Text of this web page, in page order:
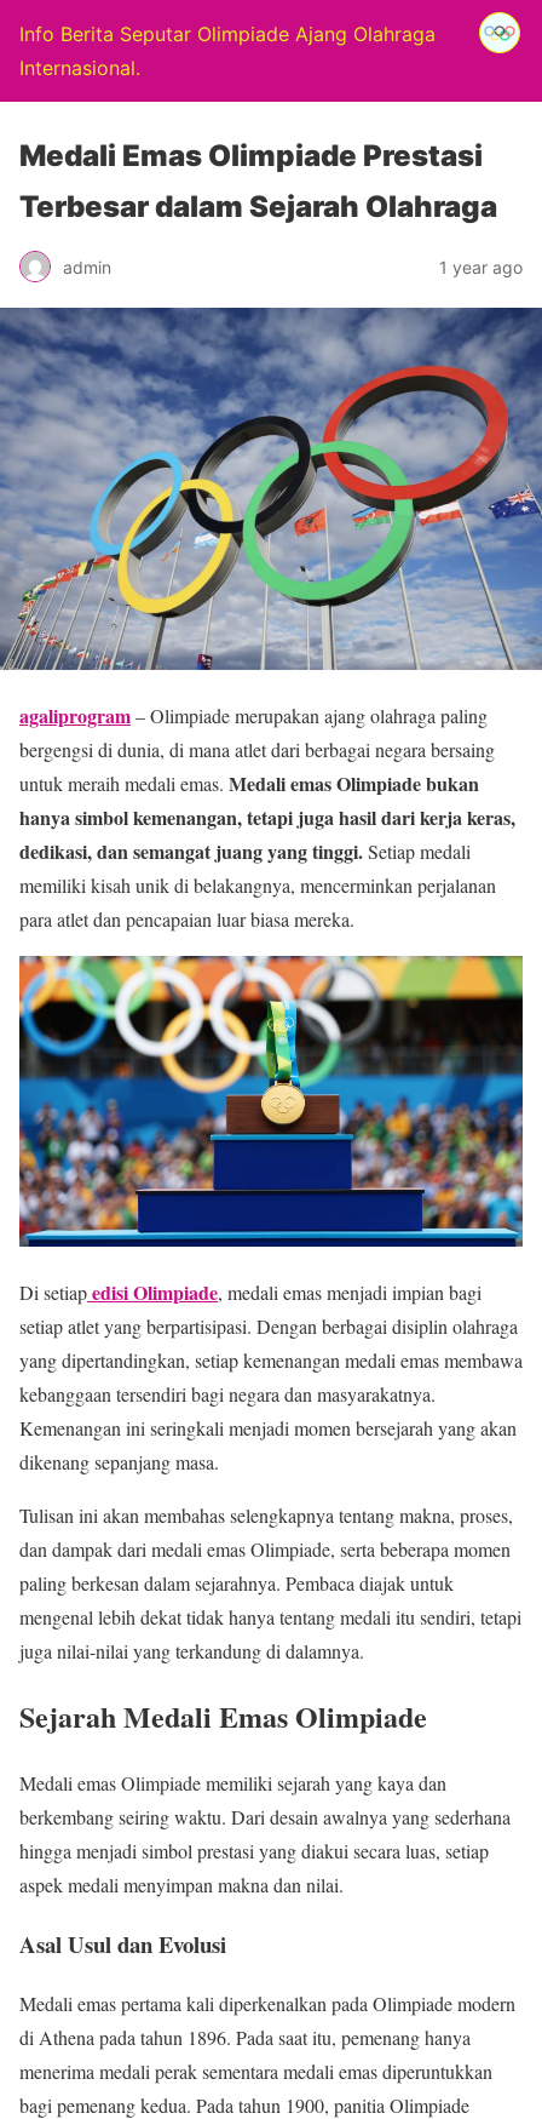
Info Berita Seputar Olimpiade Ajang Olahraga
Internasional.
Medali Emas Olimpiade Prestasi
Terbesar dalam Sejarah Olahraga
admin 1 year ago
agaliprogram– Olimpiade merupakan ajang olahraga paling
bergengsi di dunia, di mana atlet dari berbagai negara bersaing
untuk meraih medali emas. Medali emas Olimpiade bukan
hanya simbol kemenangan, tetapi juga hasil dari kerja keras,
dedikasi, dan semangat juang yang tinggi.Setiap medali
memiliki kisah unik di belakangnya, mencerminkan perjalanan
para atlet dan pencapaian luar biasa mereka.
Di setiapedisi Olimpiade, medali emas menjadi impian bagi
setiap atlet yang berpartisipasi. Dengan berbagai disiplin olahraga
yang dipertandingkan, setiap kemenangan medali emas membawa
kebanggaan tersendiri bagi negara dan masyarakatnya.
Kemenangan ini seringkali menjadi momen bersejarah yang akan
dikenang sepanjang masa.
Tulisan ini akan membahas selengkapnya tentang makna, proses,
dan dampak dari medali emas Olimpiade, serta beberapa momen
paling berkesan dalam sejarahnya. Pembaca diajak untuk
mengenal lebih dekat tidak hanya tentang medali itu sendiri, tetapi
juga nilai-nilai yang terkandung di dalamnya.
Sejarah Medali Emas Olimpiade
Medali emas Olimpiade memiliki sejarah yang kaya dan
berkembang seiring waktu. Dari desain awalnya yang sederhana
hingga menjadi simbol prestasi yang diakui secara luas, setiap
aspek medali menyimpan makna dan nilai.
Asal Usul dan Evolusi
Medali emas pertama kali diperkenalkan pada Olimpiade modern
di Athena pada tahun 1896. Pada saat itu, pemenang hanya
menerima medali perak sementara medali emas diperuntukkan
bagi pemenang kedua. Pada tahun 1900, panitia Olimpiade